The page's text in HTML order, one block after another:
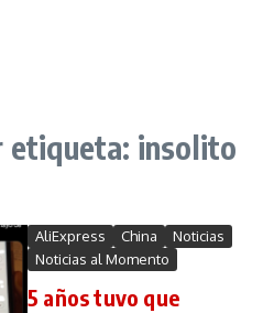
etiqueta: insolito
AliExpress China
Noticias
Noticias al Momento
5 años tuvo que